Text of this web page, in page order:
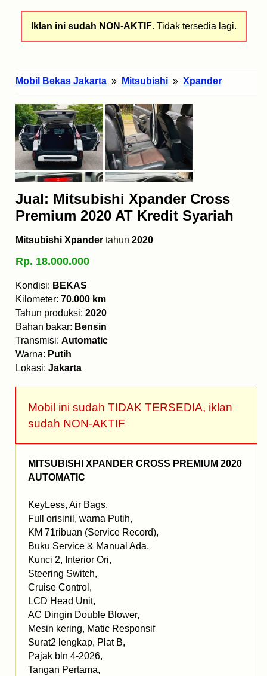
Iklan ini sudah NON-AKTIF. Tidak tersedia lagi.
Mobil Bekas Jakarta » Mitsubishi » Xpander
Jual: Mitsubishi Xpander Cross
Premium 2020 AT Kredit Syariah
Mitsubishi Xpander tahun 2020
Rp. 18.000.000
Kondisi: BEKAS
Kilometer: 70.000 km
Tahun produksi: 2020
Bahan bakar: Bensin
Transmisi: Automatic
Warna: Putih
Lokasi: Jakarta
Mobil ini sudah TIDAK TERSEDIA, iklan
sudah NON-AKTIF
MITSUBISHI XPANDER CROSS PREMIUM 2020
AUTOMATIC
KeyLess, Air Bags,
Full orisinil, warna Putih,
KM 71ribuan (Service Record),
Buku Service & Manual Ada,
Kunci 2, Interior Ori,
Steering Switch,
Cruise Control,
LCD Head Unit,
AC Dingin Double Blower,
Mesin kering, Matic Responsif
Surat2 lengkap, Plat B,
Pajak bln 4-2026,
Tangan Pertama,